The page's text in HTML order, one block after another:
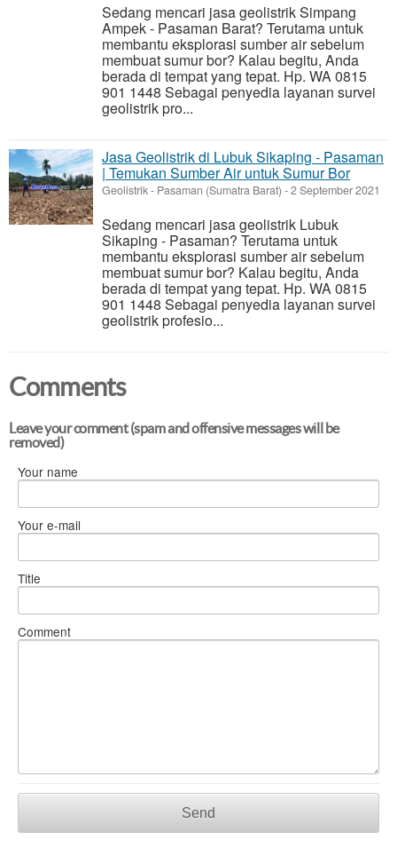
Sedang mencari jasa geolistrik Simpang
Ampek - Pasaman Barat? Terutama untuk
membantu eksplorasi sumber air sebelum
membuat sumur bor? Kalau begitu, Anda
berada di tempat yang tepat. Hp. WA 0815
901 1448 Sebagai penyedia layanan survei
geolistrik pro...
Jasa Geolistrik di Lubuk Sikaping - Pasaman
| Temukan Sumber Air untuk Sumur Bor
Geolistrik- Pasaman (Sumatra Barat) -2 September 2021
Sedang mencari jasa geolistrik Lubuk
Sikaping - Pasaman? Terutama untuk
membantu eksplorasi sumber air sebelum
membuat sumur bor? Kalau begitu, Anda
berada di tempat yang tepat. Hp. WA 0815
901 1448 Sebagai penyedia layanan survei
geolistrik profesio...
Comments
Leave your comment (spam and offensive messages will be
removed)
Your name
Your e-mail
Title
Comment
Send